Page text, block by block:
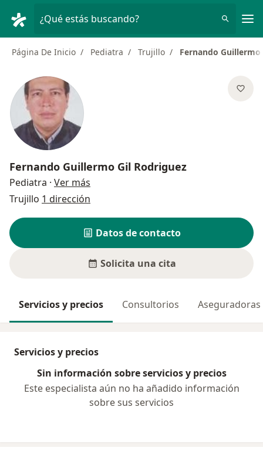
¿Qué estás buscando?
Página De Inicio Pediatra Trujillo Fernando Guillermo
Fernando Guillermo Gil Rodriguez
Pediatra · Ver más
Trujillo 1 dirección
Datos de contacto
Solicita una cita
Servicios y precios Consultorios Aseguradoras
Servicios y precios
Sin información sobre servicios y precios
Este especialista aún no ha añadido información
sobre sus servicios